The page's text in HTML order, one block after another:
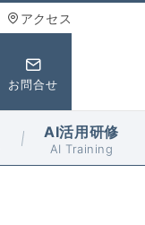
アクセス
お問合せ
AI活用研修
AI Training